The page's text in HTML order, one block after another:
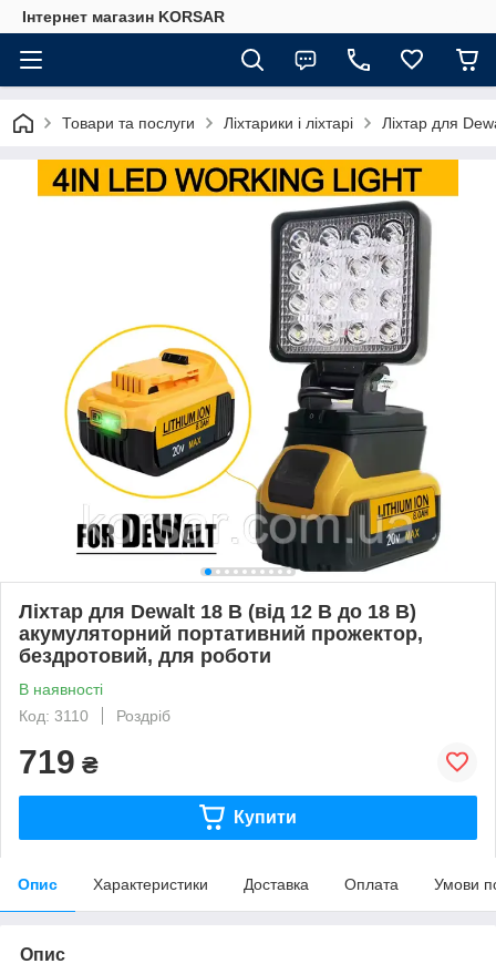
Iнтернет магазин KORSAR
Товари та послуги Ліхтарики і ліхтарі Ліхтар для
Ліхтар для Dewalt 18 В (від 12 В до 18 В)
акумуляторний портативний прожектор,
бездротовий, для роботи
В наявності
Код: 3110
Роздріб
719 ₴
Купити
Опис Характеристики Доставка Оплата Умови
Опис